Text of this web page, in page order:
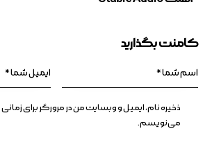
کامنت بگذارید
ذخیره نام، ایمیل و وبسایت من در مرورگر برای
می‌نویسم.